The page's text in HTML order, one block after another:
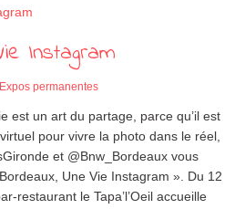
Instagram
Expos permanentes
est un art du partage, parce qu’il est
pour vivre la photo dans le réel,
et @Bnw_Bordeaux vous
Une Vie Instagram ». Du 12
restaurant le Tapa’l’Oeil accueille